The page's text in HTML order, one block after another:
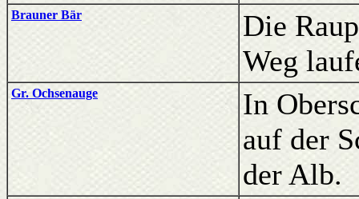
Brauner Bär
Die
Weg
Gr. Ochsenauge
In
auf der
der Alb.